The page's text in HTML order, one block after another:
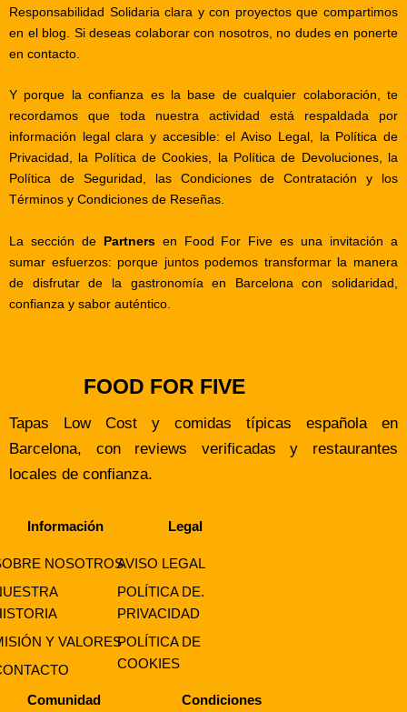
Responsabilidad Solidaria clara y con proyectos que compartimos
en el blog . Si deseas colaborar con nosotros, no dudes en ponerte
en contacto
Y porque la confianza es la base de cualquier colaboración, te
recordamos que toda nuestra actividad está respaldada por
información legal clara y accesible: elAviso Legal, la Política de
Privacidad, la Política de Cookies, la Política de Devoluciones, la
Política de Seguridad, las Condiciones de Contratación y los
Términos y Condiciones de Reseñas.
La sección de Partnersen Food For Five es una invitación a
sumar esfuerzos: porque juntos podemos transformar la manera
de disfrutar de la gastronomía en Barcelona con solidaridad,
confianza y sabor auténtico.
FOOD FOR FIVE
Tapas Low Cost y comidas típicas española en
Barcelona, con reviews verificadas y restaurantes
locales de confianza.
Información Legal
NOSOTROS
Y VALORES
AVISO LEGAL
POLÍTICA DE.
PRIVACIDAD
POLÍTICA DE
COOKIES
Comunidad Condiciones